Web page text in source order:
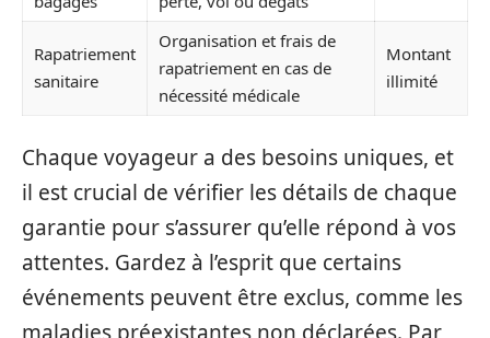
Rapatriement
sanitaire
Organisation et frais de
rapatriement en cas de
nécessité médicale
Montant
illimité
Chaque voyageur a des besoins uniques, et
il est crucial de vérifier les détails de chaque
garantie pour s’assurer qu’elle répond à vos
attentes. Gardez à l’esprit que certains
événements peuvent être exclus, comme les